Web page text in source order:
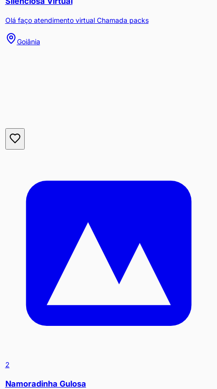
Olá faço atendimento virtual Chamada packs
Goiânia
2
Namoradinha Gulosa